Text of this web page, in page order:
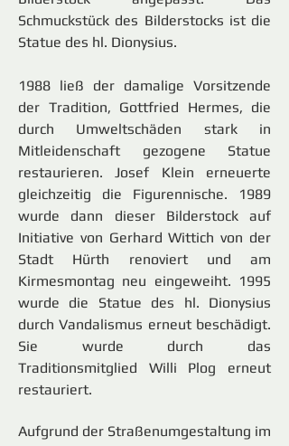
Schmuckstück des Bilderstocks ist die
Statue des hl. Dionysius.
1988 ließ der damalige Vorsitzende
der Tradition, Gottfried Hermes, die
durch Umweltschäden stark in
Mitleidenschaft gezogene Statue
restaurieren. Josef Klein erneuerte
gleichzeitig die Figurennische. 1989
wurde dann dieser Bilderstock auf
Initiative von Gerhard Wittich von der
Stadt Hürth renoviert und am
Kirmesmontag neu eingeweiht. 1995
wurde die Statue des hl. Dionysius
durch Vandalismus erneut beschädigt.
Sie wurde durch das
Traditionsmitglied Willi Plog erneut
restauriert.
Aufgrund der Straßenumgestaltung im